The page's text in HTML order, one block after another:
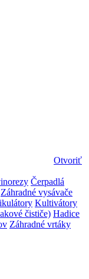
Otvoriť
Čerpadlá
Záhradné vysávače
Kultivátory
čističe) Hadice
Záhradné vrtáky